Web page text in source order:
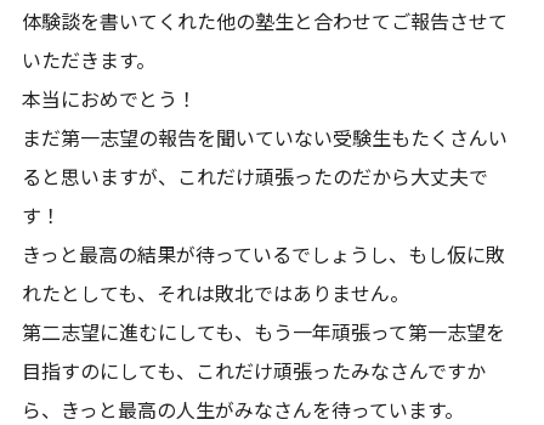
体験談を書いてくれた他の塾生と合わせてご報告させて
いただきます。
本当におめでとう！
まだ第一志望の報告を聞いていない受験生もたくさんい
ると思いますが、これだけ頑張ったのだから大丈夫で
す！
きっと最高の結果が待っているでしょうし、もし仮に敗
れたとしても、それは敗北ではありません。
第二志望に進むにしても、もう一年頑張って第一志望を
目指すのにしても、これだけ頑張ったみなさんですか
ら、きっと最高の人生がみなさんを待っています。